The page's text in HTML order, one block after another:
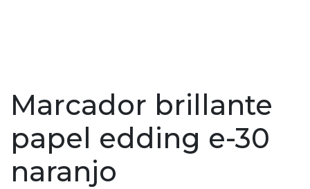
Marcador brillante
papel edding e-30
naranjo